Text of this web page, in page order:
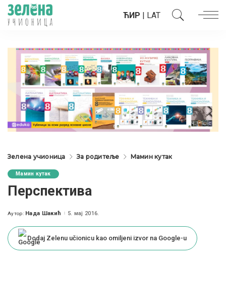
ЋИР | LAT
Зелена учионица За родитеље Мамин кутак
Мамин кутак
Перспектива
Posted
Аутор: Нада Шакић 5. мај 2016.
Dodaj Zelenu učionicu kao omiljeni izvor na Google-u